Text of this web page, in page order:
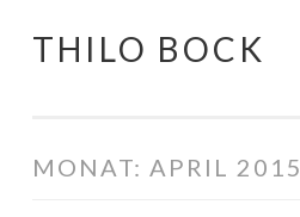
Springe
THILO BOCK
MONAT: APRIL 2015